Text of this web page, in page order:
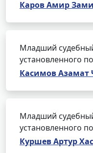
Каров Амир
Младший
установленного
Касимов Азамат
Младший
установленного
Куршев Артур